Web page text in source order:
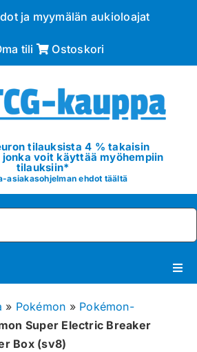
ja myymälän aukioloajat
tili Ostoskori
tilauksista 4 % takaisin
jonka voit käyttää myöhempiin
tilauksiin*
asiakasohjelman ehdot täältä
» Pokémon » Pokémon-
Super Electric Breaker
Box (sv8)